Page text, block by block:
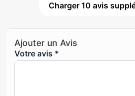
Charger 10 avis
Ajouter un Avis
Votre avis *